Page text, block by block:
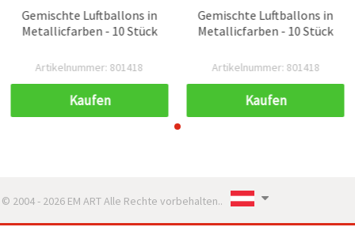
Gemischte Luftballons in
Metallicfarben - 10 Stück
Artikelnummer: 801418
Kaufen
Gemischte Luftballons in
Metallicfarben - 10 Stück
Artikelnummer: 801418
Kaufen
© 2004 - 2026 EM ART Alle Rechte vorbehalten..